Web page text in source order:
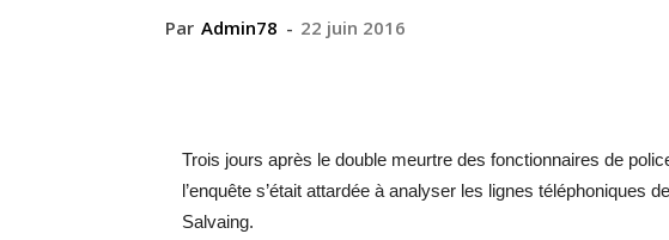
Par Admin78 - 22 juin 2016
Trois jours après le double meurtre des fonctionnaires de
l’enquête s’était attardée à analyser les lignes téléphoniques
Salvaing.